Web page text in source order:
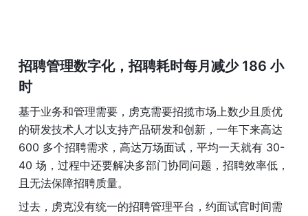
招聘管理数字化，招聘耗时每月减少 186 小
时
基于业务和管理需要，虏克需要招揽市场上数少且质优
的研发技术人才以支持产品研发和创新，一年下来高达
600 多个招聘需求，高达万场面试，平均一天就有 30-
40 场，过程中还要解决多部门协同问题，招聘效率低，
且无法保障招聘质量。
过去，虏克没有统一的招聘管理平台，约面试官时间需